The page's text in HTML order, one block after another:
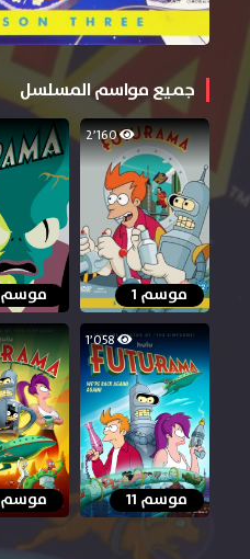
جميع مواسم المسلسل
2٬160
موسم 1 موسم 2
1٬058
موسم 11 موسم 12